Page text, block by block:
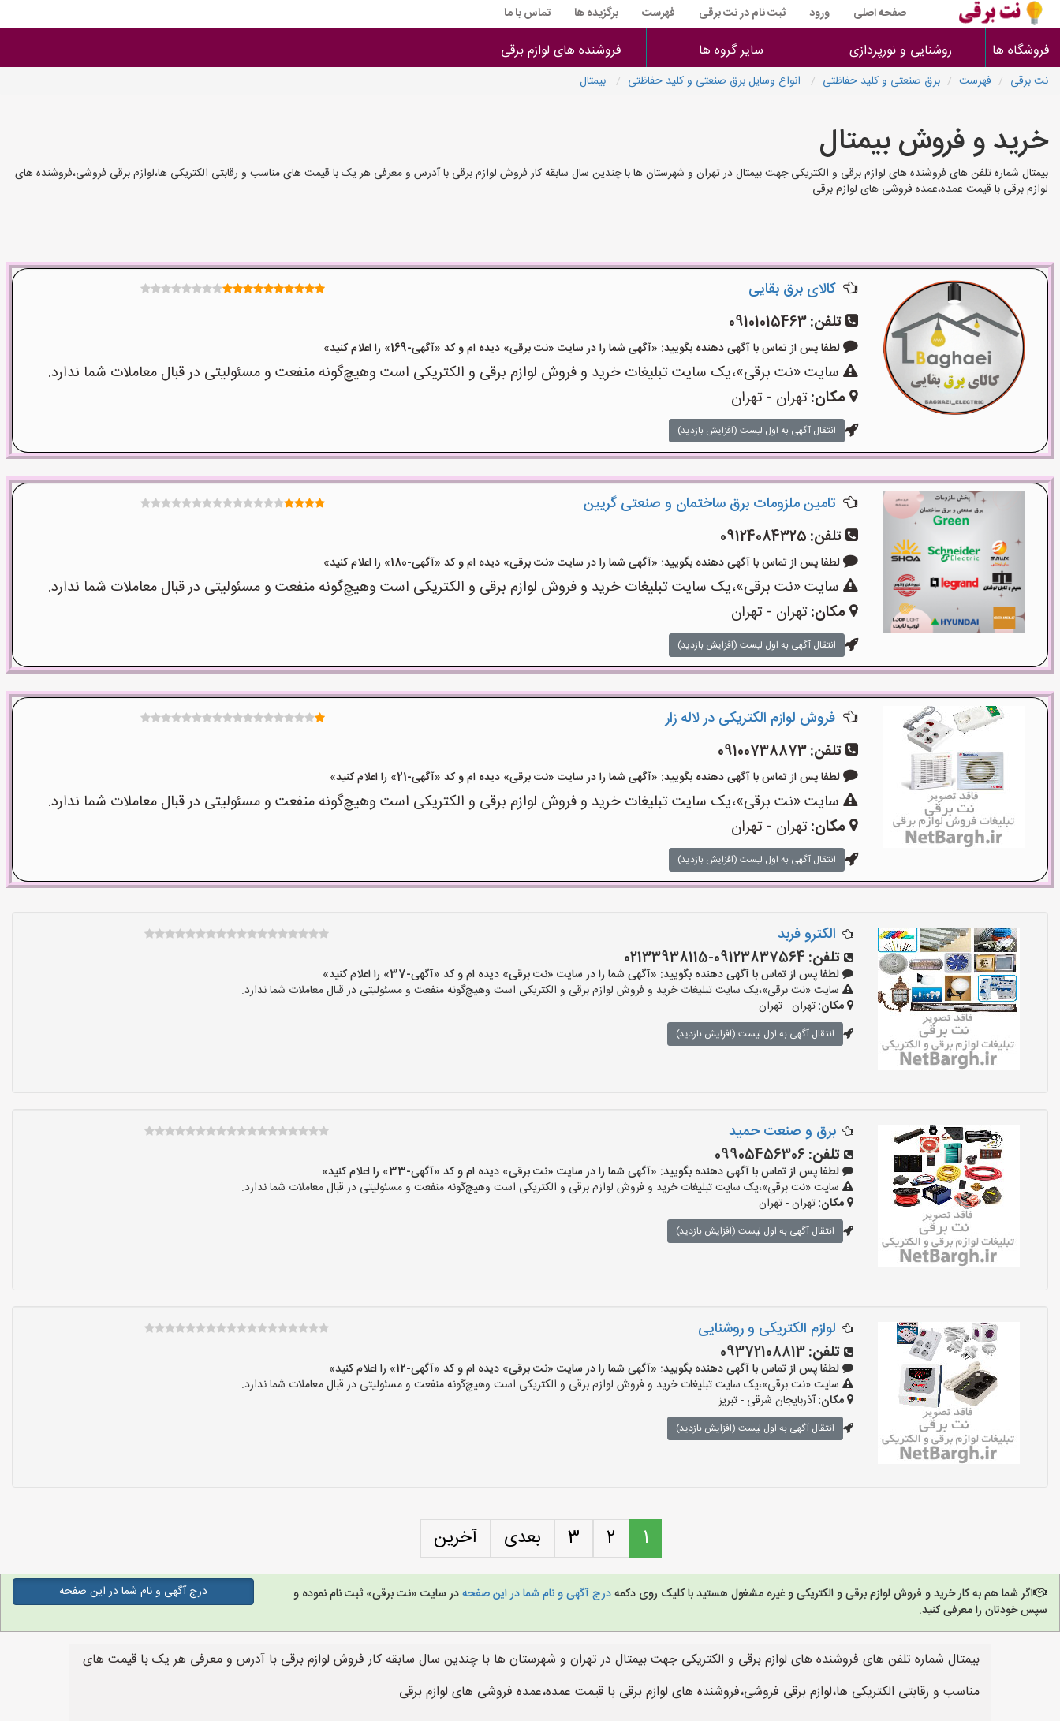
صفحه اصلی ورود ثبت نام در نت برقی فهرست برگزیده ها تماس با ما
فروشگاه ها روشنایی و نورپردازی سایر گروه ها فروشنده های لوازم برقی
نت برقی فهرست برق صنعتی و کلید حفاظتی انواع وسایل برق صنعتی و کلید حفاظتی بیمتال
خرید و فروش بیمتال
بیمتال شماره تلفن های فروشنده های لوازم برقی و الکتریکی جهت بیمتال در تهران و شهرستان ها با چندین سال سابقه کار فروش لوازم برقی با آدرس و معرفی هر یک با قیمت های مناسب و رقابتی الکتریکی ها،لوازم برقی فروشی،فروشنده های
لوازم برقی با قیمت عمده،عمده فروشی های لوازم برقی
کالای برق بقایی
تلفن:09101015463
لطفا پس از تماس با آگهی دهنده بگویید: «آگهی شما را در سایت «نت برقی» دیده ام و کد «آگهی-169» را اعلام کنید»
سایت «نت برقی»،یک سایت تبلیغات خرید و فروش لوازم برقی و الکتریکی است وهیچ‌گونه منفعت و مسئولیتی در قبال معاملات شما ندارد.
مکان:تهران - تهران
انتقال آگهی به اول لیست (افزایش بازدید)
تامین ملزومات برق ساختمان و صنعتی گریین
تلفن: 09124084325
لطفا پس از تماس با آگهی دهنده بگویید: «آگهی شما را در سایت «نت برقی» دیده ام و کد «آگهی-180» را اعلام کنید»
سایت «نت برقی»،یک سایت تبلیغات خرید و فروش لوازم برقی و الکتریکی است وهیچ‌گونه منفعت و مسئولیتی در قبال معاملات شما ندارد.
مکان:تهران - تهران
انتقال آگهی به اول لیست (افزایش بازدید)
فروش لوازم الکتریکی در لاله زار
تلفن:09100738873
لطفا پس از تماس با آگهی دهنده بگویید: «آگهی شما را در سایت «نت برقی» دیده ام و کد «آگهی-21» را اعلام کنید»
سایت «نت برقی»،یک سایت تبلیغات خرید و فروش لوازم برقی و الکتریکی است وهیچ‌گونه منفعت و مسئولیتی در قبال معاملات شما ندارد.
مکان:تهران - تهران
انتقال آگهی به اول لیست (افزایش بازدید)
الکترو فربد
تلفن: 09123837564-02133938115
لطفا پس از تماس با آگهی دهنده بگویید: «آگهی شما را در سایت «نت برقی» دیده ام و کد «آگهی-37» را اعلام کنید»
سایت «نت برقی»،یک سایت تبلیغات خرید و فروش لوازم برقی و الکتریکی است وهیچ‌گونه منفعت و مسئولیتی در قبال معاملات شما ندارد.
مکان:تهران - تهران
انتقال آگهی به اول لیست (افزایش بازدید)
برق و صنعت حمید
تلفن: 09905456306
لطفا پس از تماس با آگهی دهنده بگویید: «آگهی شما را در سایت «نت برقی» دیده ام و کد «آگهی-33» را اعلام کنید»
سایت «نت برقی»،یک سایت تبلیغات خرید و فروش لوازم برقی و الکتریکی است وهیچ‌گونه منفعت و مسئولیتی در قبال معاملات شما ندارد.
مکان:تهران - تهران
انتقال آگهی به اول لیست (افزایش بازدید)
لوازم الکتریکی و روشنایی
تلفن:09372108813
لطفا پس از تماس با آگهی دهنده بگویید: «آگهی شما را در سایت «نت برقی» دیده ام و کد «آگهی-12» را اعلام کنید»
سایت «نت برقی»،یک سایت تبلیغات خرید و فروش لوازم برقی و الکتریکی است وهیچ‌گونه منفعت و مسئولیتی در قبال معاملات شما ندارد.
مکان:آذربایجان شرقی - تبریز
انتقال آگهی به اول لیست (افزایش بازدید)
1
2
3 بعدی آخرین
اگر شما هم به کار خرید و فروش لوازم برقی و الکتریکی و غیره مشغول هستید با کلیک روی دکمهدرج آگهی و نام شما در این صفحهدر سایت «نت برقی» ثبت نام نموده و
سپس خودتان را معرفی کنید.
درج آگهی و نام شما در این صفحه
بیمتال شماره تلفن های فروشنده های لوازم برقی و الکتریکی جهت بیمتال در تهران و شهرستان ها با چندین سال سابقه کار فروش لوازم برقی با آدرس و معرفی هر یک با قیمت های
مناسب و رقابتی الکتریکی ها،لوازم برقی فروشی،فروشنده های لوازم برقی با قیمت عمده،عمده فروشی های لوازم برقی